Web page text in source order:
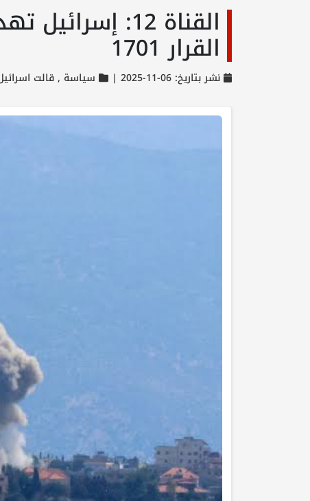
القناة 12:
القرار 1701
نشر بتاريخ: 06-11-2025 | سياسة ,قالت